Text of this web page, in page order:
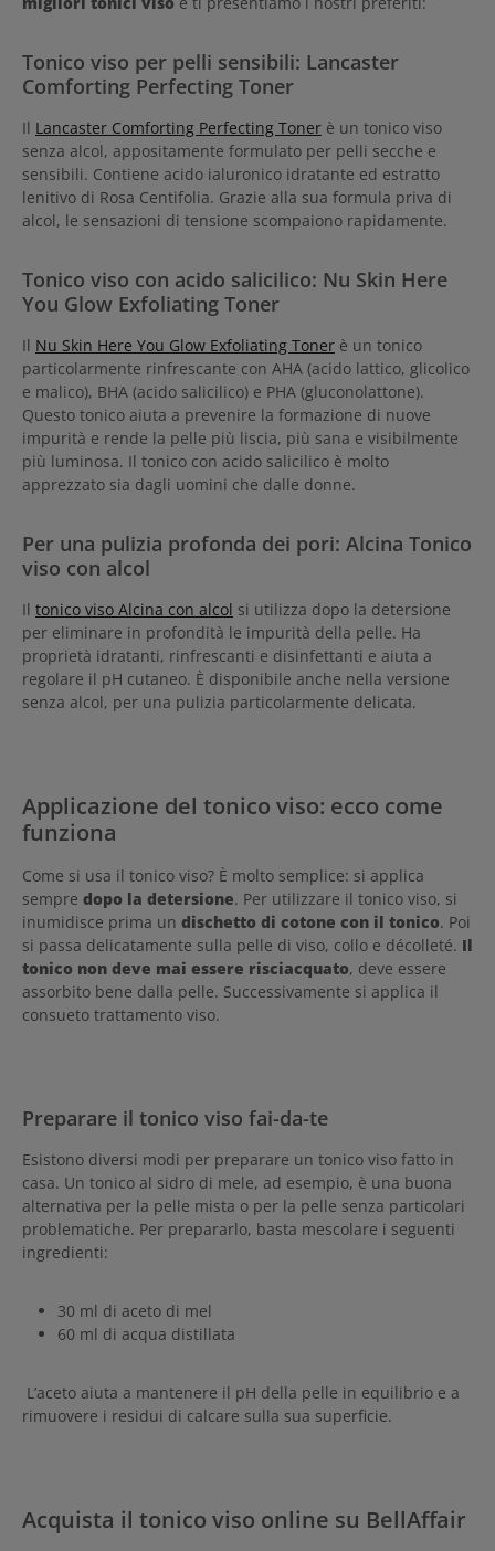
Tonico viso per pelli sensibili: Lancaster
Comforting Perfecting Toner
Il Lancaster Comforting Perfecting Toner è un tonico viso
senza alcol, appositamente formulato per pelli secche e
sensibili. Contiene acido ialuronico idratante ed estratto
lenitivo di Rosa Centifolia. Grazie alla sua formula priva di
alcol, le sensazioni di tensione scompaiono rapidamente.
Tonico viso con acido salicilico: Nu Skin Here
You Glow Exfoliating Toner
Il Nu Skin Here You Glow Exfoliating Toner è un tonico
particolarmente rinfrescante con AHA (acido lattico, glicolico
e malico), BHA (acido salicilico) e PHA (gluconolattone).
Questo tonico aiuta a prevenire la formazione di nuove
impurità e rende la pelle più liscia, più sana e visibilmente
più luminosa. Il tonico con acido salicilico è molto
apprezzato sia dagli uomini che dalle donne.
Per una pulizia profonda dei pori: Alcina Tonico
viso con alcol
Il tonico viso Alcina con alcol si utilizza dopo la detersione
per eliminare in profondità le impurità della pelle. Ha
proprietà idratanti, rinfrescanti e disinfettanti e aiuta a
regolare il pH cutaneo. È disponibile anche nella versione
senza alcol, per una pulizia particolarmente delicata.
Applicazione del tonico viso: ecco come
funziona
Come si usa il tonico viso? È molto semplice: si applica
sempre dopo la detersione. Per utilizzare il tonico viso, si
inumidisce prima un dischetto di cotone con il tonico. Poi
si passa delicatamente sulla pelle di viso, collo e décolleté. Il
tonico non deve mai essere risciacquato, deve essere
assorbito bene dalla pelle. Successivamente si applica il
consueto trattamento viso.
Preparare il tonico viso fai-da-te
Esistono diversi modi per preparare un tonico viso fatto in
casa. Un tonico al sidro di mele, ad esempio, è una buona
alternativa per la pelle mista o per la pelle senza particolari
problematiche. Per prepararlo, basta mescolare i seguenti
ingredienti:
30 ml di aceto di mel
60 ml di acqua distillata
L’aceto aiuta a mantenere il pH della pelle in equilibrio e a
rimuovere i residui di calcare sulla sua superficie.
Acquista il tonico viso online su BellAffair